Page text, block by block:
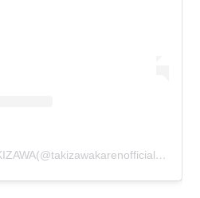
滝沢カレン／KAREN TAKIZAWA(@takizawakarenofficial)がシェアした投稿